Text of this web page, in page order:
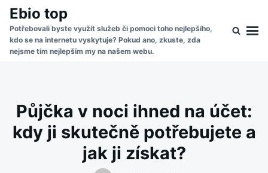
Skip
content
Search
for:
Ebio top
Potřebovali byste využít služeb či pomoci toho nejlepšího,
kdo se na internetu vyskytuje? Pokud ano, zkuste, zda
nejsme tím nejlepším my na našem webu.
Půjčka v noci ihned na účet:
kdy ji skutečně potřebujete a
jak ji získat?